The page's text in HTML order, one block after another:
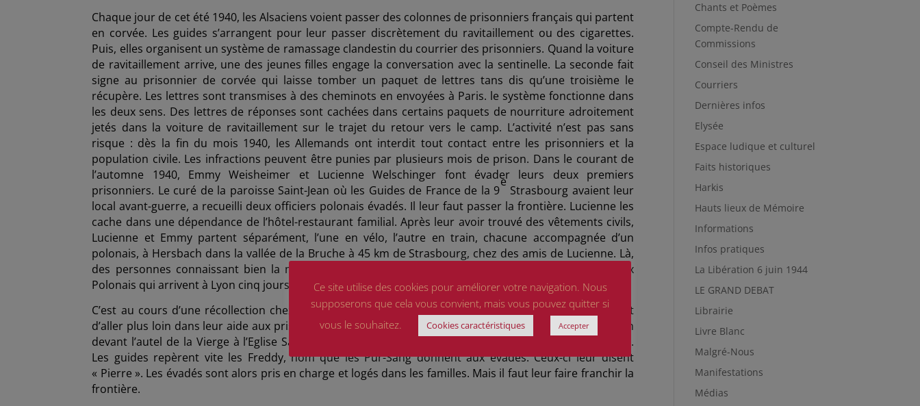
Chaque jour de cet été 1940, les Alsaciens voient passer des colonnes de prisonniers français qui partent
en corvée. Les guides s’arrangent pour leur passer discrètement du ravitaillement ou des cigarettes.
Puis, elles organisent un système de ramassage clandestin du courrier des prisonniers. Quand la voiture
de ravitaillement arrive, une des jeunes filles engage la conversation avec la sentinelle. La seconde fait
signe au prisonnier de corvée qui laisse tomber un paquet de lettres tans dis qu’une troisième le
récupère. Les lettres sont transmises à des cheminots en envoyées à Paris. le système fonctionne dans
les deux sens. Des lettres de réponses sont cachées dans certains paquets de nourriture adroitement
jetés dans la voiture de ravitaillement sur le trajet du retour vers le camp. L’activité n’est pas sans
risque : dès la fin du mois 1940, les Allemands ont interdit tout contact entre les prisonniers et la
population civile. Les infractions peuvent être punies par plusieurs mois de prison. Dans le courant de
l’automne 1940, Emmy Weisheimer
et Lucienne Welschinger font évader leurs deux premiers
prisonniers. Le curé de la paroisse Saint-Jean où les Guides de France de la 9
e
Strasbourg avaient leur
local avant-guerre, a recueilli deux officiers polonais évadés. Il leur faut passer la frontière. Lucienne les
cache dans une dépendance de l’hôtel-restaurant familial. Après leur avoir trouvé des vêtements civils,
Lucienne et Emmy partent séparément, l’une en vélo, l’autre en train, chacune accompagnée d’un
polonais, à Hersbach dans la vallée de la Bruche à 45 km de Strasbourg, chez des amis de Lucienne. Là,
des personnes connaissant bien la montagne du Donon font passer la frontière française aux deux
Polonais qui arrivent à Lyon cinq jours plus tard.
C’est au cours d’une récollection chez les Sœurs de la Croix de Strasbourg que les Pur-Sang décident
d’aller plus loin dans leur aide aux prisonniers en allant, à tour de rôle, tous les soirs, entre 18 h et 19 h
devant l’autel de la Vierge à l’Eglise Saint-Jean. Les prisonniers savaient que quelqu’un les y attendrait.
Les guides repèrent vite les Freddy, nom que les Pur-Sang donnent aux évadés. Ceux-ci leur disent
« Pierre ». Les évadés sont alors pris en charge et logés dans les familles. Mais il faut leur faire franchir la
frontière.
Chants et Poèmes
Compte-Rendu de
Commissions
Conseil des Ministres
Courriers
Dernières infos
Elysée
Espace ludique et culturel
Faits historiques
Harkis
Hauts lieux de Mémoire
Informations
Infos pratiques
La Libération 6 juin 1944
LE GRAND DEBAT
Librairie
Livre Blanc
Malgré-Nous
Manifestations
Médias
Ce site utilise des cookies pour améliorer votre navigation. Nous
supposerons que cela vous convient, mais vous pouvez quitter si
vous le souhaitez.
Cookies caractéristiques Accepter